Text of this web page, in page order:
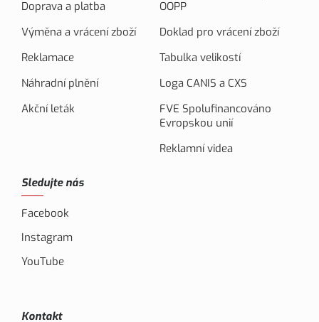
Doprava a platba
Výměna a vrácení zboží
Reklamace
Náhradní plnění
Akční leták
OOPP
Doklad pro vrácení zboží
Tabulka velikostí
Loga CANIS a CXS
FVE Spolufinancováno
Evropskou unií
Reklamní videa
Sledujte nás
Facebook
Instagram
YouTube
Kontakt